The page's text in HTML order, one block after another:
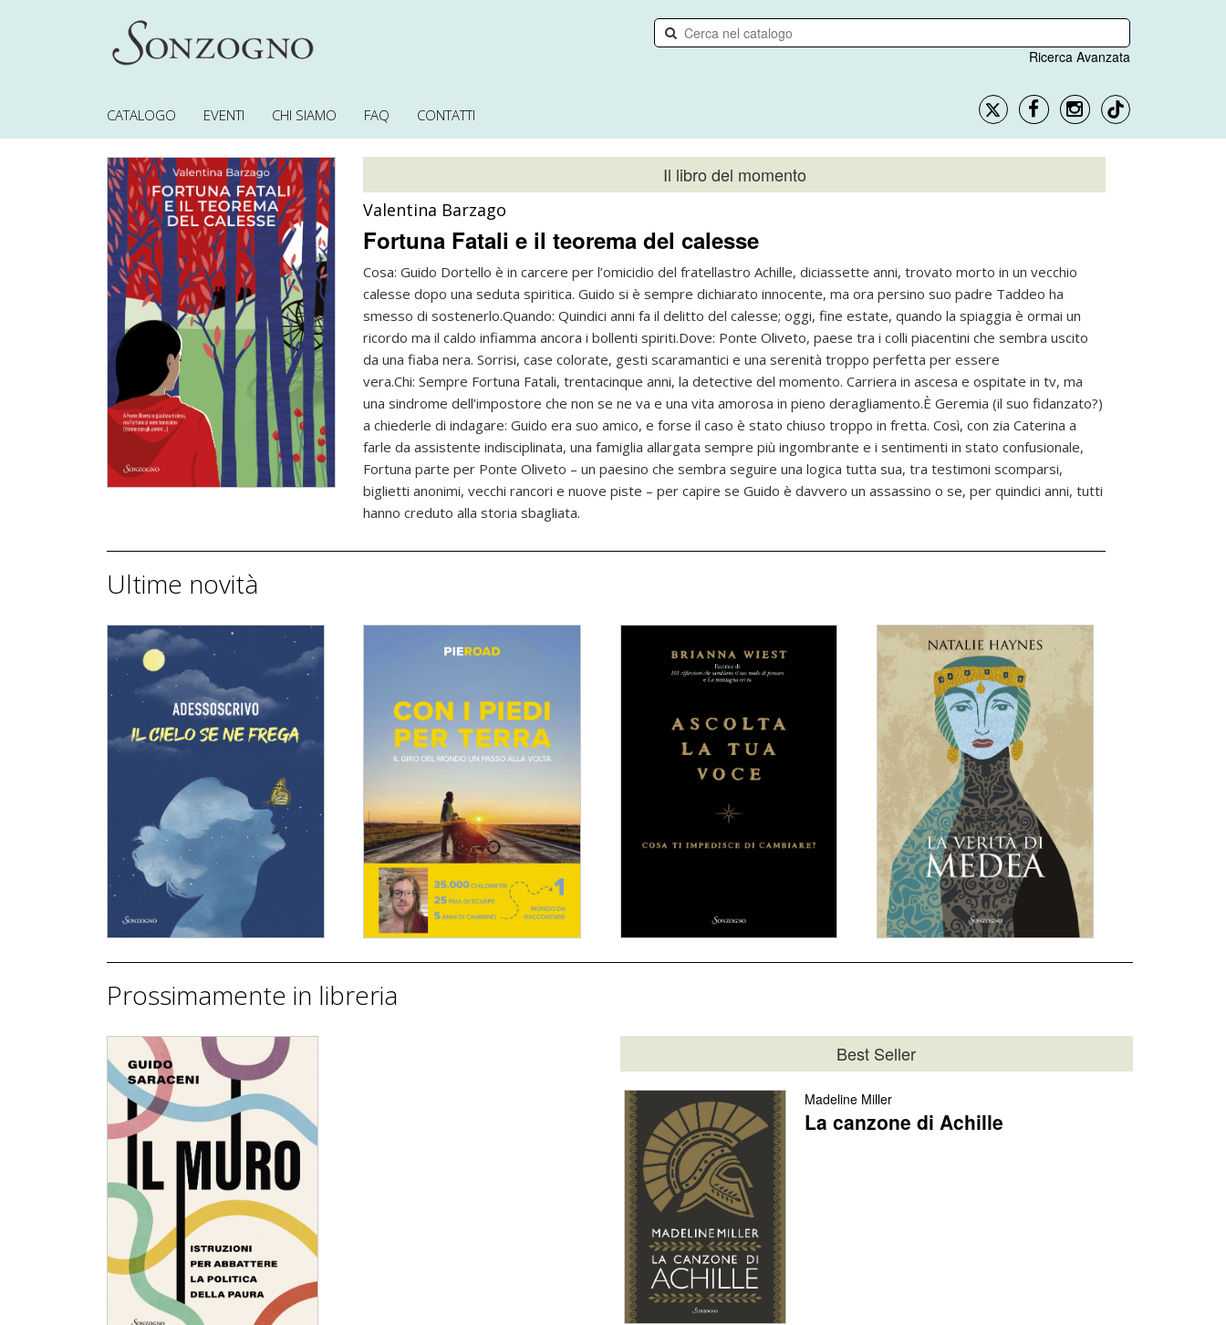
Ricerca Avanzata
CATALOGO EVENTI CHI SIAMO FAQ CONTATTI
Il libro del momento
Valentina Barzago
Fortuna Fatali e il teorema del calesse
Cosa: Guido Dortello è in carcere per l’omicidio del fratellastro Achille, diciassette anni, trovato morto in un vecchio
calesse dopo una seduta spiritica. Guido si è sempre dichiarato innocente, ma ora persino suo padre Taddeo ha
smesso di sostenerlo.Quando: Quindici anni fa il delitto del calesse; oggi, fine estate, quando la spiaggia è ormai un
ricordo ma il caldo infiamma ancora i bollenti spiriti.Dove: Ponte Oliveto, paese tra i colli piacentini che sembra uscito
da una fiaba nera. Sorrisi, case colorate, gesti scaramantici e una serenità troppo perfetta per essere
vera.Chi: Sempre Fortuna Fatali, trentacinque anni, la detective del momento. Carriera in ascesa e ospitate in tv, ma
una sindrome dell’impostore che non se ne va e una vita amorosa in pieno deragliamento.È Geremia (il suo fidanzato?)
a chiederle di indagare: Guido era suo amico, e forse il caso è stato chiuso troppo in fretta. Così, con zia Caterina a
farle da assistente indisciplinata, una famiglia allargata sempre più ingombrante e i sentimenti in stato confusionale,
Fortuna parte per Ponte Oliveto – un paesino che sembra seguire una logica tutta sua, tra testimoni scomparsi,
biglietti anonimi, vecchi rancori e nuove piste – per capire se Guido è davvero un assassino o se, per quindici anni, tutti
hanno creduto alla storia sbagliata.
Ultime novità
Il cielo se ne frega
dettagli
Con i piedi per terra Ascolta la tua voce La verità di Medea
Prossimamente in libreria
Best Seller
Madeline Miller
La canzone di Achille